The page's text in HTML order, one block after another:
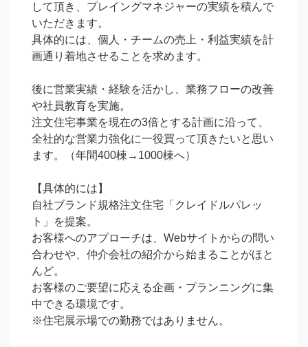
して頂き、プレイングマネジャーの実績を積んで
いただきます。
具体的には、個人・チームの売上・利益実績を計
画通り着地させることを求めます。
後に営業実績・経験を活かし、業務フローの改善
や社員教育を実施。
注文住宅事業を現在の3倍とする計画に沿って、
全社的な営業力強化に一役買って頂きたいと思い
ます。（年間400棟→1000棟へ）
【具体的には】
自社ブランド規格注文住宅「クレイドルパレッ
ト」を提案。
お客様へのアプローチは、Webサイトからの問い
合わせや、仲介会社の紹介から始まることがほと
んど。
お客様のご要望に応える企画・プランニングに集
中できる環境です。
※住宅展示場での勤務ではありません。